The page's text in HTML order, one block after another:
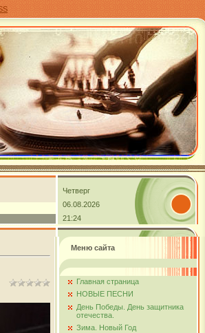
Четверг
06.08.2026
21:24
Меню сайта
Главная страница
НОВЫЕ ПЕСНИ
День Победы. День защитника
отечества.
Зима. Новый Год